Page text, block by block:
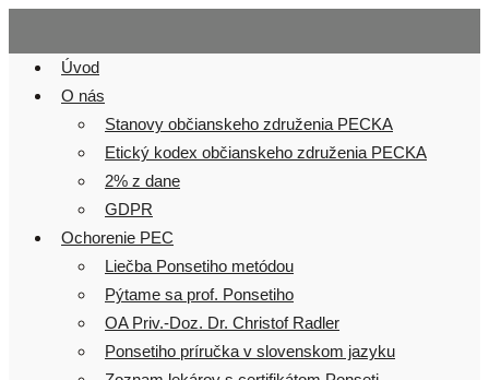
to
Úvod
O nás
Stanovy občianskeho združenia PECKA
Etický kodex občianskeho združenia PECKA
2% z dane
GDPR
Ochorenie PEC
Liečba Ponsetiho metódou
Pýtame sa prof. Ponsetiho
OA Priv.-Doz. Dr. Christof Radler
Ponsetiho príručka v slovenskom jazyku